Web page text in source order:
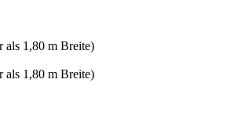
als 1,80 m Breite)
als 1,80 m Breite)